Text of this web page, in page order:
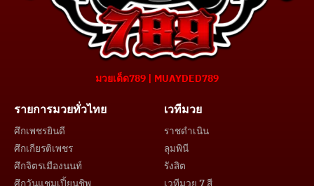
มวยเด็ด789 | MUAYDED789
รายการมวยทั่วไทย
ศึกเพชรยินดี
ศึกเกียรติเพชร
ศึกจิตรเมืองนนท์
เวทีมวย
ราชดำเนิน
ลุมพินี
รังสิต